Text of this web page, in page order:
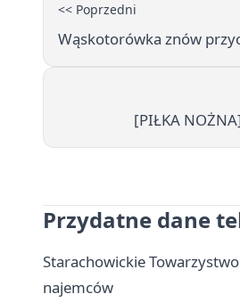
<< Poprzedni
Wąskotorówka znów
[PIŁKA
Przydatne dane
Starachowickie
najemców